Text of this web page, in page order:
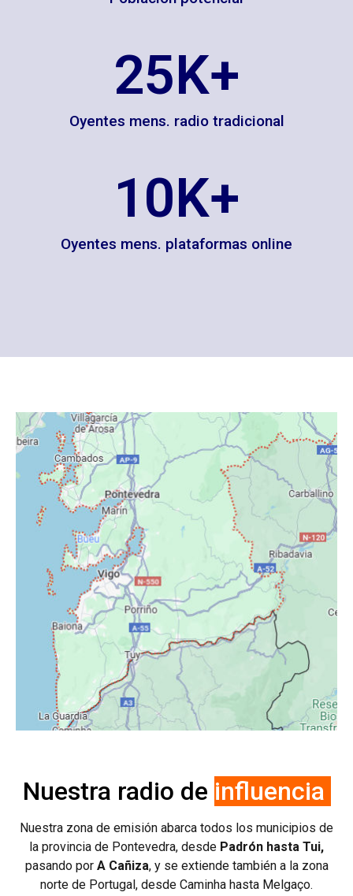
Oyentes mens. radio tradicional
25K+
Oyentes mens. plataformas online
10K+
Nuestra radio de influencia
Nuestra zona de emisión abarca todos los municipios de
la provincia de Pontevedra, desde Padrón hasta Tui,
pasando porA Cañiza, y se extiende también a la zona
norte de Portugal, desde Caminha hasta Melgaço.